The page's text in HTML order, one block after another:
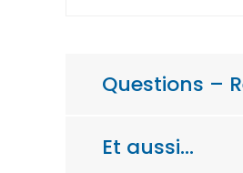
Questions –
Et aussi…